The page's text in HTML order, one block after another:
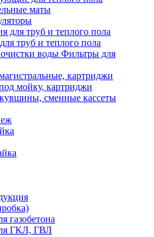
маты
труб и теплого пола
Фильтры для
картриджи
мойку, картриджи
сменные кассеты
газобетона
ГКЛ, ГВЛ